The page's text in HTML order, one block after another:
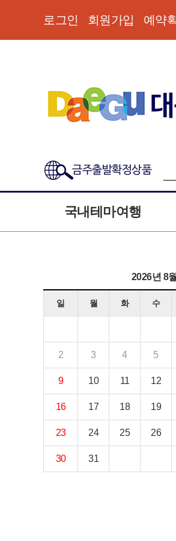
로그인 회원가입 예약
금주출발확정상품
국내테마여행
2026년 8월
일 월 화 수
2 3 4 5
9 10 11 12
16 17 18 19
23 24 25 26
30 31